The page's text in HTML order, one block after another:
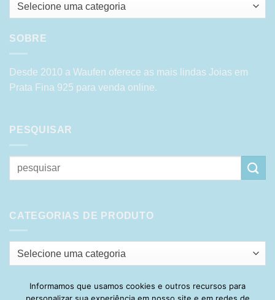
Selecione uma categoria
SOBRE
Desde 2010 a Waufen oferece as mais lindas Joias em
Prata Fina 925 para venda online.
PESQUISAR
Pesquisar
por:
CATEGORIAS DE PRODUTO
Selecione uma categoria
Informamos que usamos cookies e outros recursos para
personalizar sua experiência em nosso site e em redes de